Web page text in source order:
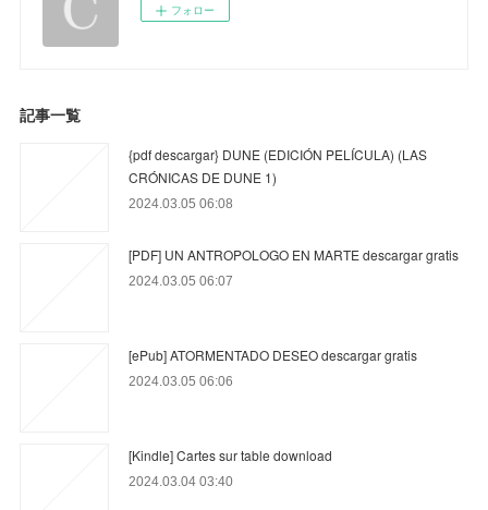
フォロー
記事一覧
{pdf descargar} DUNE (EDICIÓN PELÍCULA) (LAS
CRÓNICAS DE DUNE 1)
2024.03.05 06:08
[PDF] UN ANTROPOLOGO EN MARTE descargar gratis
2024.03.05 06:07
[ePub] ATORMENTADO DESEO descargar gratis
2024.03.05 06:06
[Kindle] Cartes sur table download
2024.03.04 03:40